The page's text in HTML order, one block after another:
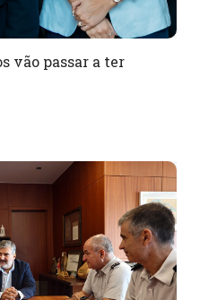
vão passar a ter